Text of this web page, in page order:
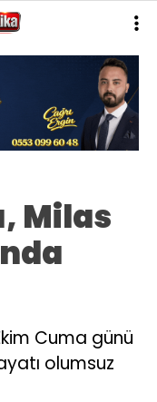
34.3
Milas
Cuma günü
olumsuz